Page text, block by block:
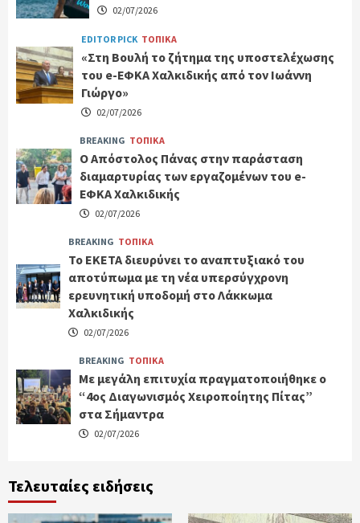
02/07/2026
EDITOR PICK ΤΟΠΙΚΑ
«Στη Βουλή το ζήτημα της υποστελέχωσης
του e-ΕΦΚΑ Χαλκιδικής από τον Ιωάννη
Γιώργο»
02/07/2026
BREAKING ΤΟΠΙΚΑ
Ο Απόστολος Πάνας στην παράσταση
διαμαρτυρίας των εργαζομένων του e-
ΕΦΚΑ Χαλκιδικής
02/07/2026
BREAKING ΤΟΠΙΚΑ
Το ΕΚΕΤΑ διευρύνει το αναπτυξιακό του
αποτύπωμα με τη νέα υπερσύγχρονη
ερευνητική υποδομή στο Λάκκωμα
Χαλκιδικής
02/07/2026
BREAKING ΤΟΠΙΚΑ
Με μεγάλη επιτυχία πραγματοποιήθηκε ο
“4ος Διαγωνισμός Χειροποίητης Πίτας”
στα Σήμαντρα
02/07/2026
Τελευταίες ειδήσεις